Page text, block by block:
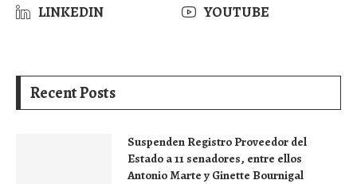
LINKEDIN
YOUTUBE
Recent Posts
Suspenden Registro Proveedor del
Estado a 11 senadores, entre ellos
Antonio Marte y Ginette Bournigal